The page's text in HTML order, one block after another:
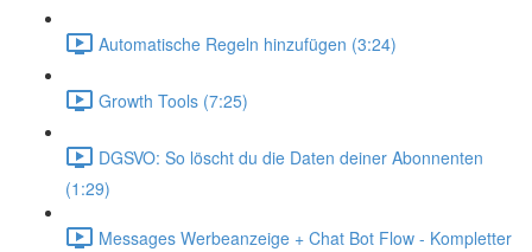
Automatische Regeln hinzufügen (3:24)
Growth Tools (7:25)
DGSVO: So löscht du die Daten deiner Abonnenten
(1:29)
Messages Werbeanzeige + Chat Bot Flow - Kompletter